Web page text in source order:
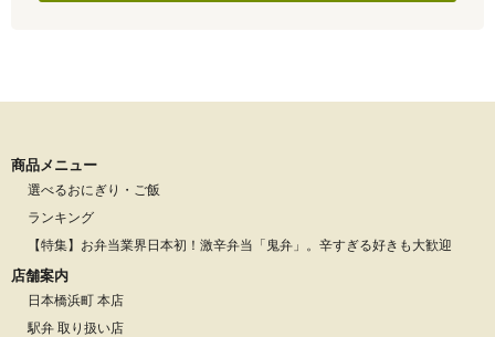
商品メニュー
選べるおにぎり・ご飯
ランキング
【特集】お弁当業界日本初！激辛弁当「鬼弁」。辛すぎる好きも大歓迎
店舗案内
日本橋浜町 本店
駅弁 取り扱い店